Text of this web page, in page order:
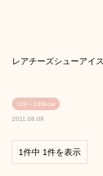
レアチーズシューアイス
100～199kcal
2011.08.09
1件中 1件を表示